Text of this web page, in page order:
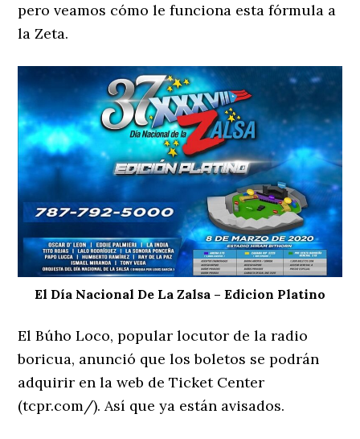
pero veamos cómo le funciona esta fórmula a
la Zeta.
El Día Nacional De La Zalsa – Edicion Platino
El Búho Loco, popular locutor de la radio
boricua, anunció que los boletos se podrán
adquirir en la web de Ticket Center
(tcpr.com/). Así que ya están avisados.